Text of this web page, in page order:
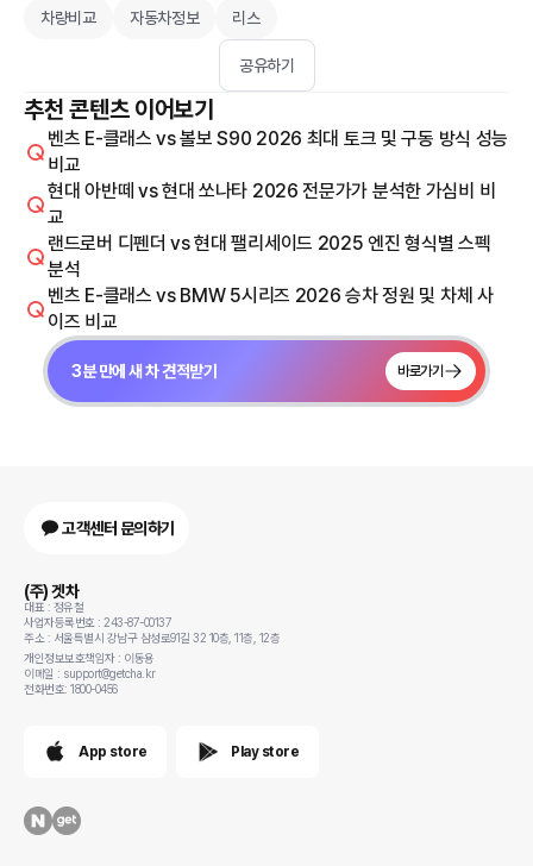
차량비교 자동차정보 리스
공유하기
추천 콘텐츠 이어보기
벤츠 E-클래스 vs 볼보 S90 2026 최대 토크 및 구동 방식 성능
비교
현대 아반떼 vs 현대 쏘나타 2026 전문가가 분석한 가심비 비
교
랜드로버 디펜더 vs 현대 팰리세이드 2025 엔진 형식별 스펙
분석
벤츠 E-클래스 vs BMW 5시리즈 2026 승차 정원 및 차체 사
이즈 비교
3분 만에 새 차 견적받기 바로가기
고객센터 문의하기
(주) 겟차
대표 : 정유철
사업자등록번호 : 243-87-00137
주소 : 서울특별시 강남구 삼성로91길 32 10층, 11층, 12층
개인정보보호책임자 : 이동용
이메일 : support@getcha.kr
전화번호: 1800-0456
App store Play store